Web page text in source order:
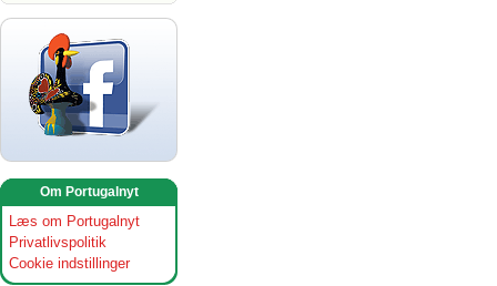
Om Portugalnyt
Læs om Portugalnyt
Privatlivspolitik
Cookie indstillinger